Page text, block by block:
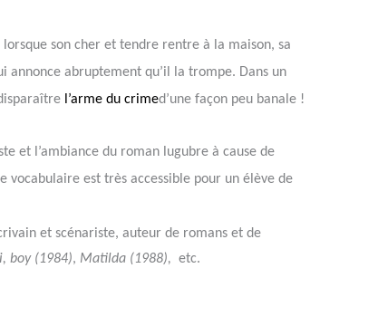
son cher et tendre rentre à la maison, sa
annonce abruptement qu’il la trompe. Dans un
l’arme du crimed’une façon peu banale !
et l’ambiance du roman lugubre à cause de
vocabulaire est très accessible pour un élève de
et scénariste, auteur de romans et de
boy (1984), Matilda (1988), etc.